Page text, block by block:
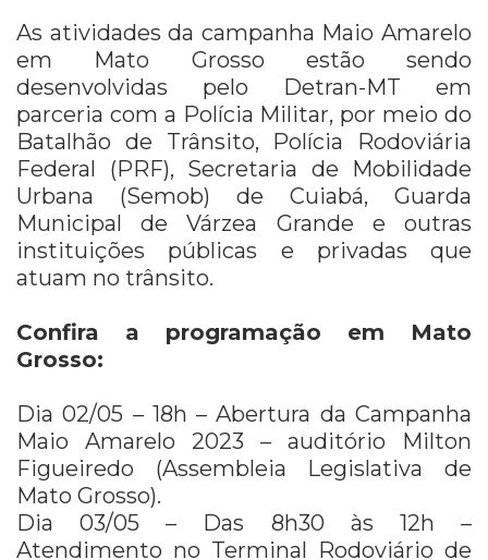
As atividades da campanha Maio Amarelo
em Mato Grosso estão sendo
desenvolvidas pelo Detran-MT em
parceria com a Polícia Militar, por meio do
Batalhão de Trânsito, Polícia Rodoviária
Federal (PRF), Secretaria de Mobilidade
Urbana (Semob) de Cuiabá, Guarda
Municipal de Várzea Grande e outras
instituições públicas e privadas que
atuam no trânsito.
Confira a programação em Mato
Grosso:
Dia 02/05 – 18h – Abertura da Campanha
Maio Amarelo 2023 – auditório Milton
Figueiredo (Assembleia Legislativa de
Mato Grosso).
Dia 03/05 – Das 8h30 às 12h –
Atendimento no Terminal Rodoviário de